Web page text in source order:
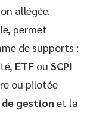
allégée.
permet
de supports :
ETF ou SCPI
ou pilotée
gestionet la